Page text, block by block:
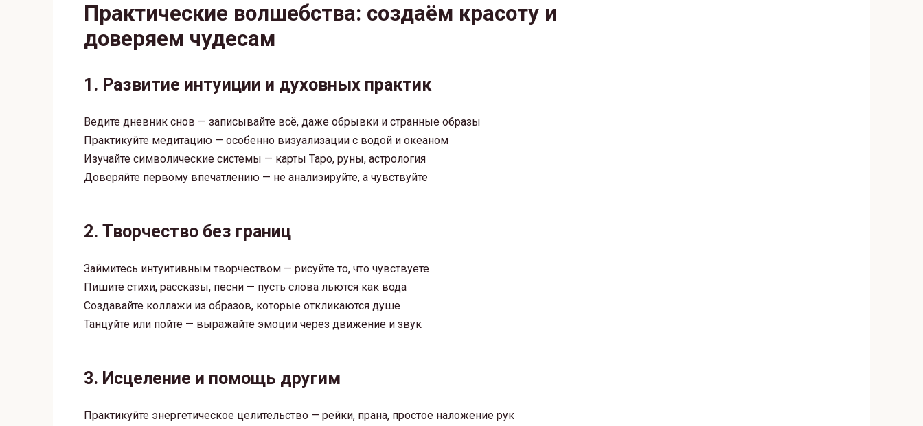
Практические волшебства: создаём красоту и
доверяем чудесам
1. Развитие интуиции и духовных практик
Ведите дневник снов — записывайте всё, даже обрывки и странные образы
Практикуйте медитацию — особенно визуализации с водой и океаном
Изучайте символические системы — карты Таро, руны, астрология
Доверяйте первому впечатлению — не анализируйте, а чувствуйте
2. Творчество без границ
Займитесь интуитивным творчеством — рисуйте то, что чувствуете
Пишите стихи, рассказы, песни — пусть слова льются как вода
Создавайте коллажи из образов, которые откликаются душе
Танцуйте или пойте — выражайте эмоции через движение и звук
3. Исцеление и помощь другим
Практикуйте энергетическое целительство — рейки, прана, простое наложение рук